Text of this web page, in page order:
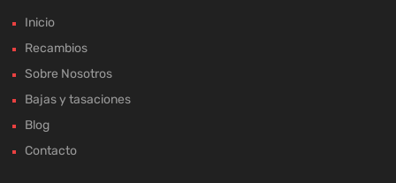
Inicio
Recambios
Sobre Nosotros
Bajas y tasaciones
Blog
Contacto